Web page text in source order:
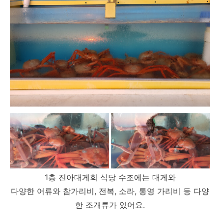
1층 진아대게회 식당 수조에는 대게와
다양한 어류와 참가리비, 전복, 소라, 통영 가리비 등 다양
한 조개류가 있어요.